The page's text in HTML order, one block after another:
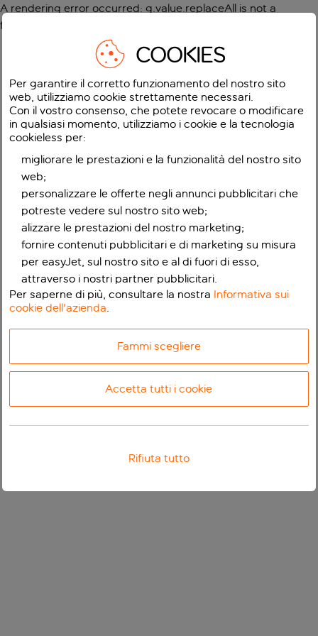
A rendering error occurred: g.value.replaceAll is not a
function
COOKIES
Per garantire il corretto funzionamento del nostro sito
web, utilizziamo cookie strettamente necessari.
Con il vostro consenso, che potete revocare o modificare
in qualsiasi momento, utilizziamo i cookie e la tecnologia
cookieless per:
migliorare le prestazioni e la funzionalità del nostro sito
web;
personalizzare le offerte negli annunci pubblicitari che
potreste vedere sul nostro sito web;
alizzare le prestazioni del nostro marketing;
fornire contenuti pubblicitari e di marketing su misura
per easyJet, sul nostro sito e al di fuori di esso,
attraverso i nostri partner pubblicitari.
Per saperne di più, consultare la nostra Informativa sui
cookie dell'azienda.
Fammi scegliere
Accetta tutti i cookie
Rifiuta tutto